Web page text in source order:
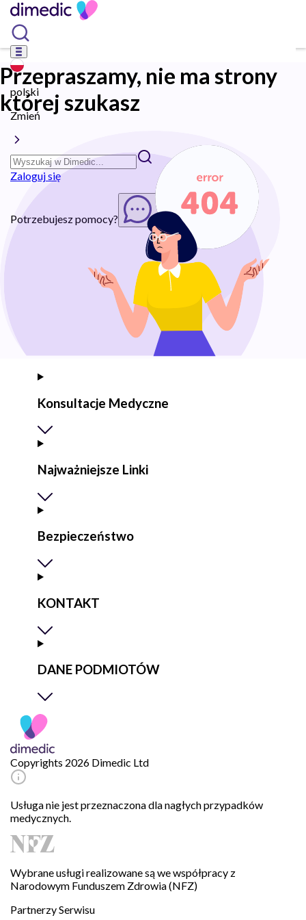
polski
Zmień
Zaloguj się
Potrzebujesz pomocy? Rozpocznij chat
Przepraszamy, nie ma strony
której szukasz
Konsultacje Medyczne
Najważniejsze Linki
Bezpieczeństwo
KONTAKT
DANE PODMIOTÓW
Copyrights 2026 Dimedic Ltd
Usługa nie jest przeznaczona dla nagłych przypadków
medycznych.
Wybrane usługi realizowane są we współpracy z
Narodowym Funduszem Zdrowia (NFZ)
Partnerzy Serwisu